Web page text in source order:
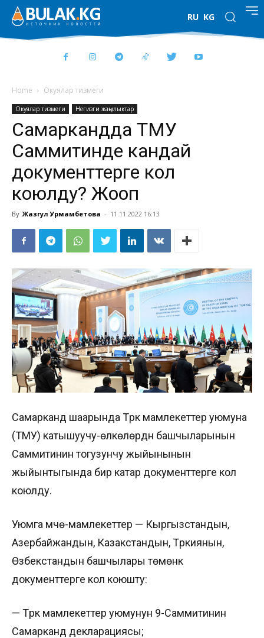
RU KG
Home Окуялар тизмеги
Окуялар тизмеги Негизги жаңылыктар
Самаркандда ТМУ
Саммитинде кандай
документтерге кол
коюлду? Жооп
By Жазгул Урмамбетова - 11.11.2022 16:13
Самарканд шаарында Түрк мамлекеттер уюмуна
(ТМУ) катышуучу-өлкөлөрдүн башчыларынын
Саммитинин тогузунчу жыйынынын
жыйынтыгында бир катар документтерге кол
коюлду.
Уюмга мүчө-мамлекеттер — Кыргызстандын,
Азербайжандын, Казакстандын, Түркиянын,
Өзбекстандын башчылары төмөнкү
документтерге кол коюшту:
— Түрк мамлекеттер уюмунун 9-Саммитинин
Самарканд декларациясы;